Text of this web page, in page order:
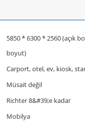
5850 * 6300 * 2560 (açık
boyut)
Carport, otel, ev, kiosk,
Müsait değil
Richter 8&#39;e kadar
Mobilya